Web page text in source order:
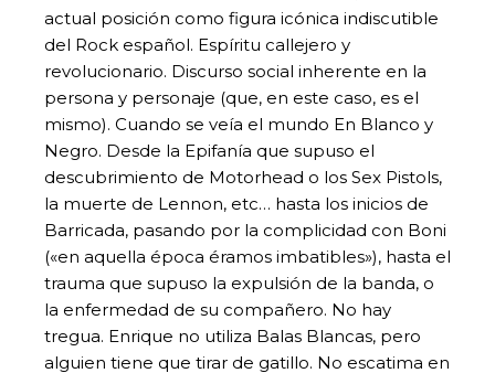
actual posición como figura icónica indiscutible
del Rock español. Espíritu callejero y
revolucionario. Discurso social inherente en la
persona y personaje (que, en este caso, es el
mismo). Cuando se veía el mundo En Blanco y
Negro. Desde la Epifanía que supuso el
descubrimiento de Motorhead o los Sex Pistols,
la muerte de Lennon, etc… hasta los inicios de
Barricada, pasando por la complicidad con Boni
(«en aquella época éramos imbatibles»), hasta el
trauma que supuso la expulsión de la banda, o
la enfermedad de su compañero. No hay
tregua. Enrique no utiliza Balas Blancas, pero
alguien tiene que tirar de gatillo. No escatima en